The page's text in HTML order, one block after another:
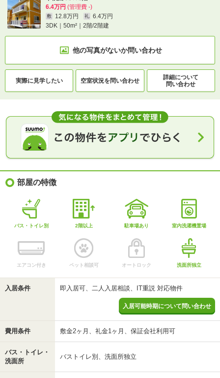
6.4万円 (管理費 -)
敷 12.8万円 礼
6.4万円
3DK｜50m²｜2階/2階建
他の写真がないか問い合わせ
実際に 見学したい 空室状況を問い合わせ
詳細について
問い合わせ
部屋の特徴
バス・トイレ別 2階以上 駐車場あり 室内洗濯機置場
エアコン付き ペット相談可 オートロック 洗面所独立
入居条件 即入居可、二人入居相談、IT重説 対応物件
入居可能時期について問い合わせ
費用条件 敷金2ヶ月、礼金1ヶ月、保証会社利用可
バス・トイレ・
洗面所
バストイレ別、洗面所独立